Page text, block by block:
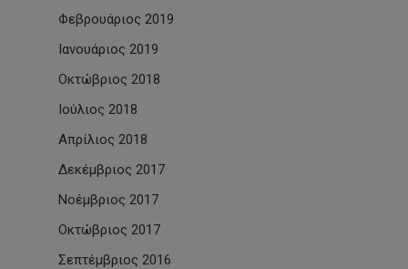
Φεβρουάριος 2019
Ιανουάριος 2019
Οκτώβριος 2018
Ιούλιος 2018
Απρίλιος 2018
Δεκέμβριος 2017
Νοέμβριος 2017
Οκτώβριος 2017
Σεπτέμβριος 2016